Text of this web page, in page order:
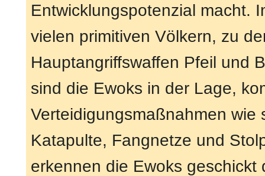
Entwicklungspotenzial macht.
vielen primitiven Völkern, zu
Hauptangriffswaffen Pfeil und
sind die Ewoks in der Lage,
Verteidigungsmaßnahmen wie
Katapulte, Fangnetze und
erkennen die Ewoks